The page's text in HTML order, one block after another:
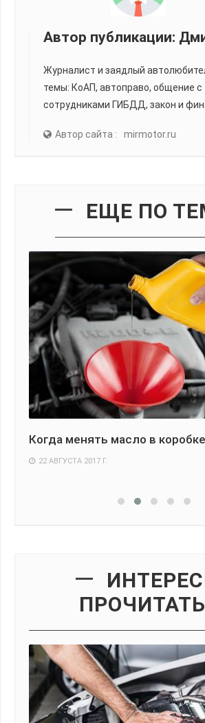
Автор публикации:
Журналист и заядлый
темы: КоАП, автоправо, общение с
сотрудниками ГИБДД, закон и
Автор сайта : mirmotor.ru
ЕЩЕ ПО
Когда менять масло в
22 АВГУСТА 2017 Г.
ПРОЧИТАТЬ